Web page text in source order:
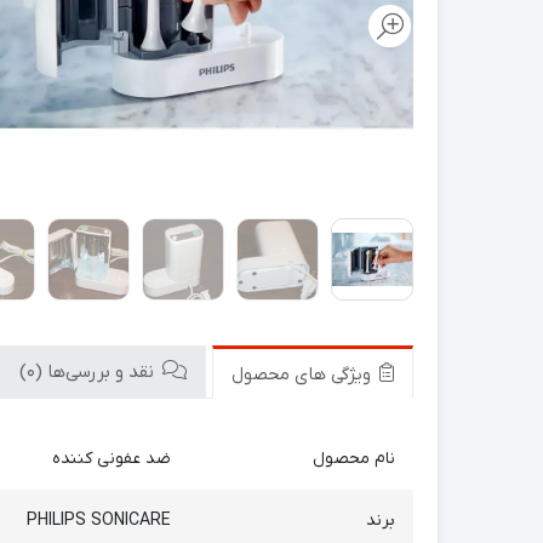
ویژگی های محصول نقد و بررسی‌ها (0)
نام محصول ضد عفونی کننده
برند PHILIPS SONICARE